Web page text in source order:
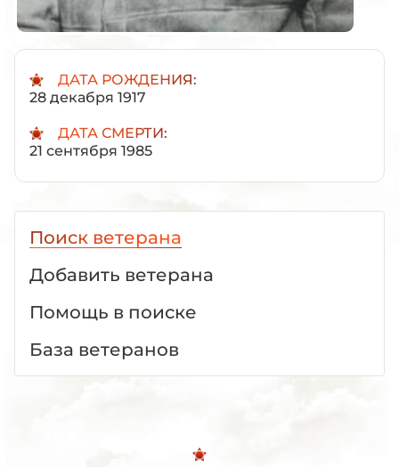
ДАТА РОЖДЕНИЯ:
28 декабря 1917
ДАТА СМЕРТИ:
21 сентября 1985
Поиск ветерана
Добавить ветерана
Помощь в поиске
База ветеранов